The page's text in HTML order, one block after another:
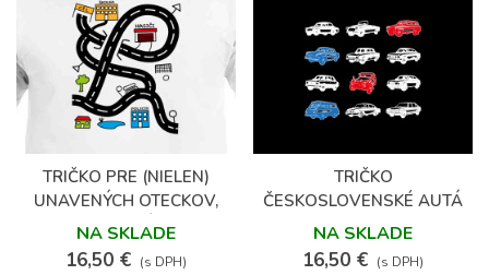
TRIČKO PRE (NIELEN)
UNAVENÝCH OTECKOV,
AUTODRÁHA
NA SKLADE
16,50 € (s DPH)
TRIČKO
ČESKOSLOVENSKÉ AUTÁ
NA SKLADE
16,50 € (s DPH)